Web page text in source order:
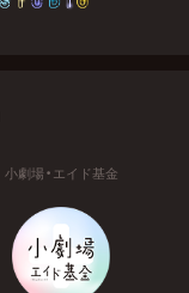
小劇場・エイド基金